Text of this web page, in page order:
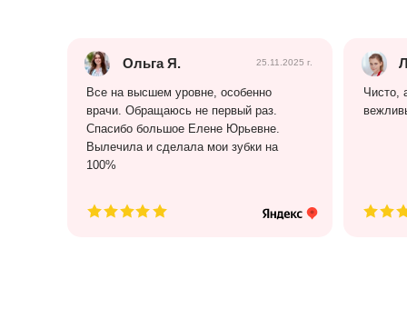
Все на высшем уровне, особенно
врачи. Обращаюсь не первый раз.
Спасибо большое Елене Юрьевне.
Вылечила и сделала мои зубки на
100%
Ольга Я. 25.11.2025 г.
Чисто,